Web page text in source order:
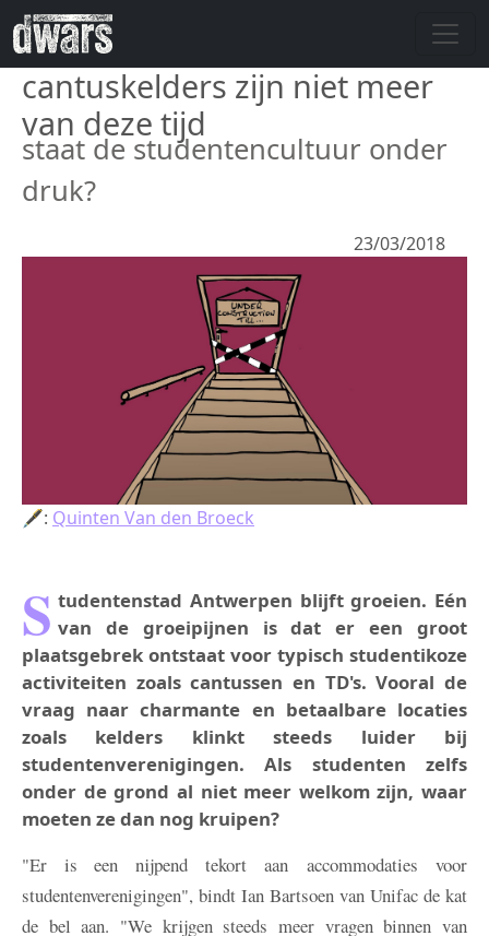
Overslaan en naar de inhoud gaan
cantuskelders zijn niet meer
van deze tijd
staat de studentencultuur onder
druk?
23/03/2018
🖋: Quinten Van den Broeck
S tudentenstad Antwerpen blijft groeien. Eén
van de groeipijnen is dat er een groot
plaatsgebrek ontstaat voor typisch studentikoze
activiteiten zoals cantussen en TD's. Vooral de
vraag naar charmante en betaalbare locaties
zoals kelders klinkt steeds luider bij
studentenverenigingen. Als studenten zelfs
onder de grond al niet meer welkom zijn, waar
moeten ze dan nog kruipen?
"Er is een nijpend tekort aan accommodaties voor
studentenverenigingen", bindt Ian Bartsoen van Unifac de kat
de bel aan. "We krijgen steeds meer vragen binnen van